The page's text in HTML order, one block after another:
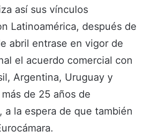
así sus vínculos
Latinoamérica, después de
abril entrase en vigor de
el acuerdo comercial con
Argentina, Uruguay y
de 25 años de
a la espera de que también